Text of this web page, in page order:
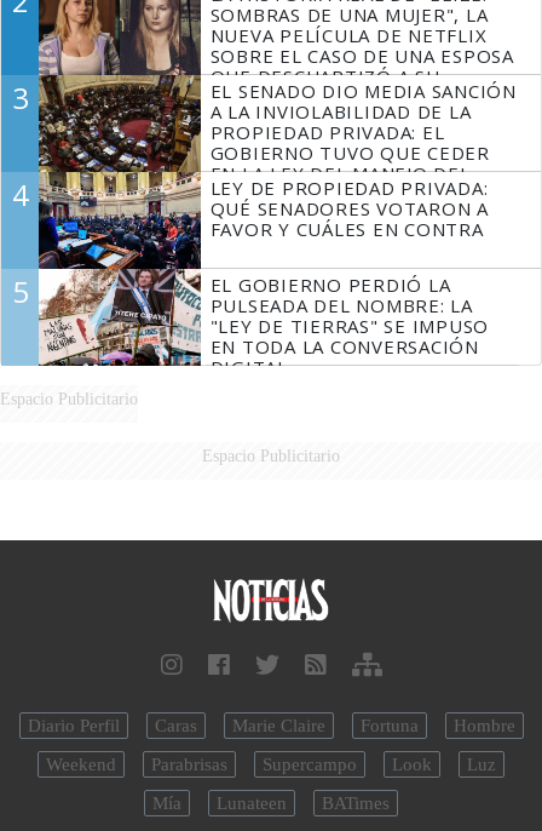
SOMBRAS DE UNA MUJER", LA
NUEVA PELÍCULA DE NETFLIX
SOBRE EL CASO DE UNA ESPOSA
QUE DESCUARTIZÓ A SU
MARIDO
3
EL SENADO DIO MEDIA SANCIÓN
A LA INVIOLABILIDAD DE LA
PROPIEDAD PRIVADA: EL
GOBIERNO TUVO QUE CEDER
EN LA LEY DEL MANEJO DEL
FUEGO
4
LEY DE PROPIEDAD PRIVADA:
QUÉ SENADORES VOTARON A
FAVOR Y CUÁLES EN CONTRA
5
EL GOBIERNO PERDIÓ LA
PULSEADA DEL NOMBRE: LA
"LEY DE TIERRAS" SE IMPUSO
EN TODA LA CONVERSACIÓN
DIGITAL
Espacio Publicitario
Espacio Publicitario
Diario Perfil Caras Marie Claire Fortuna
Hombre
Weekend
Parabrisas Supercampo Look
Luz
Mía
Lunateen BATimes